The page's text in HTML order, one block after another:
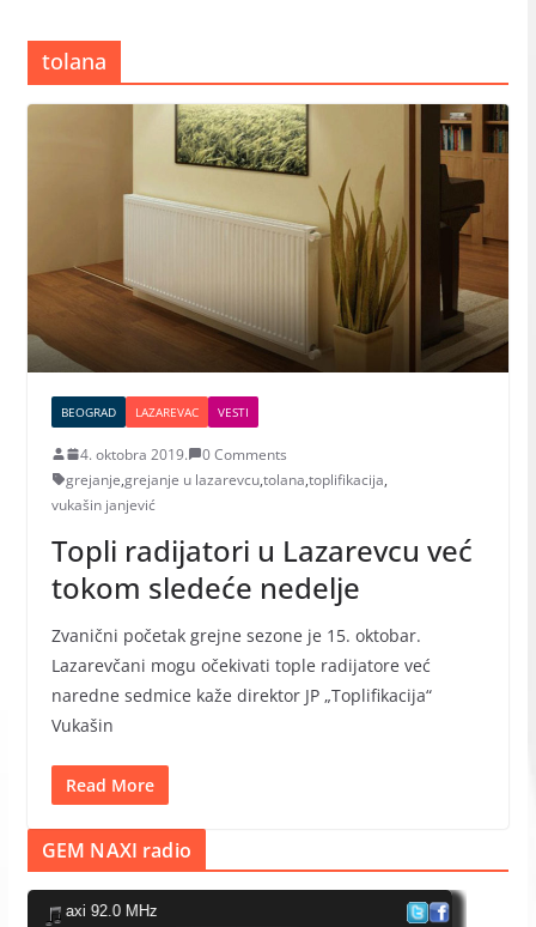
tolana
BEOGRAD LAZAREVAC VESTI
4. oktobra 2019.
0 Comments
grejanje,grejanje u lazarevcu,tolana,toplifikacija,
vukašin janjević
Topli radijatori u Lazarevcu već
tokom sledeće nedelje
Zvanični početak grejne sezone je 15. oktobar.
Lazarevčani mogu očekivati tople radijatore već
naredne sedmice kaže direktor JP „Toplifikacija“
Vukašin
Read More
GEM NAXI radio